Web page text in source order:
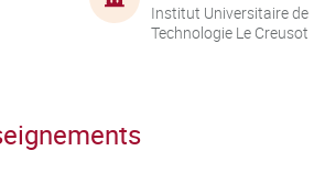
Institut Universitaire de
Technologie Le Creusot